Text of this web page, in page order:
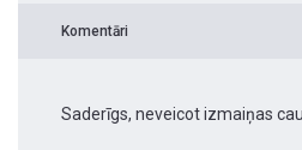
Komentāri
Saderīgs, neveicot izmaiņas